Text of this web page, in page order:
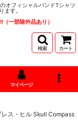
オフィシャルバンドTシャツ
ます。
一部除外品あり）
検索 カート
マイページ
ス・ヒル Skull Compass